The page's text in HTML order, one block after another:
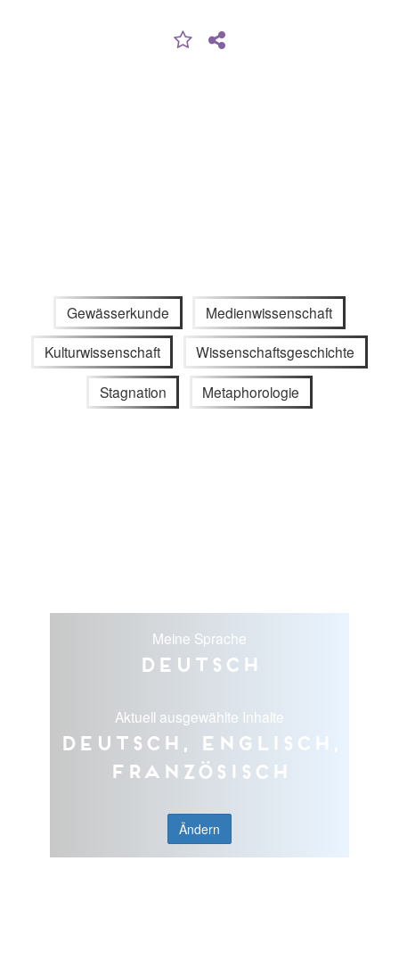
Gewässerkunde Medienwissenschaft
Kulturwissenschaft Wissenschaftsgeschichte
Stagnation Metaphorologie
Meine Sprache
Deutsch
Aktuell ausgewählte Inhalte
Deutsch, Englisch,
Französisch
Ändern